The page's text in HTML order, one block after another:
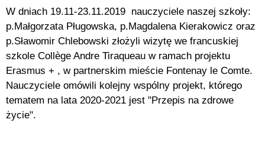
W dniach 19.11-23.11.2019 nauczyciele naszej szkoły:
p.Małgorzata Pługowska, p.Magdalena Kierakowicz oraz
p.Sławomir Chlebowski złożyli wizytę we francuskiej
szkole Collège Andre Tiraqueau w ramach projektu
Erasmus + , w partnerskim mieście Fontenay le Comte.
Nauczyciele omówili kolejny wspólny projekt, którego
tematem na lata 2020-2021 jest "Przepis na zdrowe
życie".